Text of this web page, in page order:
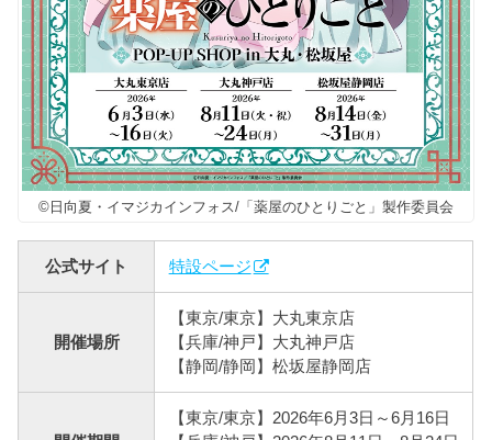
©日向夏・イマジカインフォス/「薬屋のひとりごと」製作委員会
公式サイト 特設ページ
開催場所
【東京/東京】大丸東京店
【兵庫/神戸】大丸神戸店
【静岡/静岡】松坂屋静岡店
【東京/東京】2026年6月3日～6月16日